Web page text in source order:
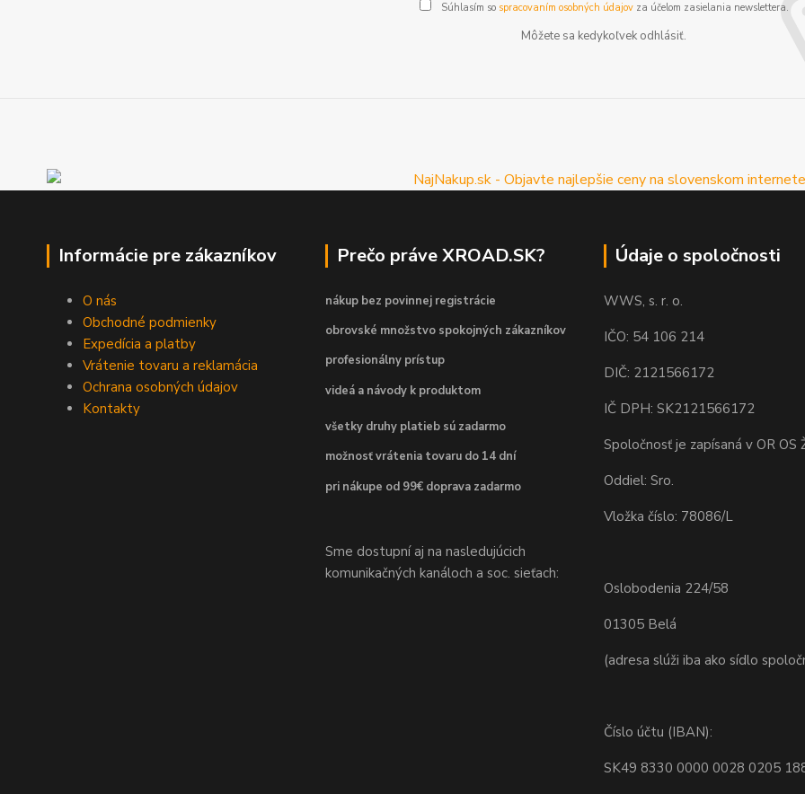
Súhlasím so spracovaním osobných údajovza účelom zasielania newslettera.
Môžete sa kedykoľvek odhlásiť.
Informácie pre zákazníkov
O nás
Obchodné podmienky
Expedícia a platby
Vrátenie tovaru a reklamácia
Ochrana osobných údajov
Kontakty
Prečo práve XROAD.SK?
nákup bez povinnej registrácie
obrovské množstvo spokojných zákazníkov
profesionálny prístup
videá a návody k produktom
všetky druhy platieb sú zadarmo
možnosť vrátenia tovaru do 14 dní
pri nákupe od 99€ doprava zadarmo
Sme dostupní aj na nasledujúcich
komunikačných kanáloch a soc. sieťach:
Údaje o spoločnosti
WWS, s. r. o.
IČO: 54 106 214
DIČ: 2121566172
IČ DPH: SK2121566172
Spoločnosť je zapísaná v OR OS
Oddiel: Sro.
Vložka číslo: 78086/L
Oslobodenia 224/58
01305 Belá
(adresa slúži iba ako sídlo
Číslo účtu (IBAN):
SK49 8330 0000 0028 0205